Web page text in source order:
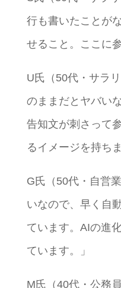
行も書いたことが
せること。ここに
U氏（50代・サラ
のままだとヤバい
告知文が刺さって
るイメージを持ち
G氏（50代・自営
いなので、早く自
ています。AIの進
ています。」
M氏（40代・公務